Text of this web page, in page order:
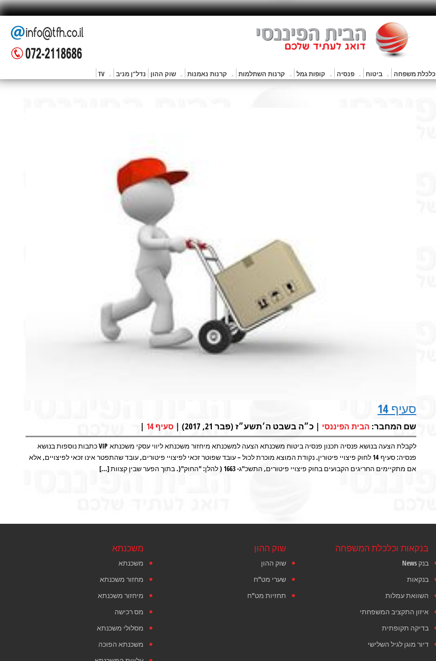
כלכלת משפחה ביטוח פנסיה קופות גמל קרנות השתלמות קרנות נאמנות שוק ההון נדל"ן מניב TV
סעיף 14
שם המחבר: הבית הפיננסי | כ״ה בשבט ה׳תשע״ז (פבר 21, 2017) | סעיף 14 |
לקבלת הצעה בנושא פנסיה תכנון פנסיה ביטוח משכנתא הצעה למשכנתא מיחזור משכנתא ליווי עסקי משכנתא VIP כתבות נוספות בנושא
פנסיה: סעיף 14 לחוק פיצויי פיטורין. נקודת המוצא מוכרת לכול – עובד שפוטר זכאי לפיצויי פיטורים, עובד שהתפטר אינו זכאי לפיצויים, אלא
אם מתקיימים החריגים הקבועים בחוק פיצויי פיטורים, התשכ"ג- 1663 ( להלן: "החוק"(. בתוך הפער שבין קצוות [...]
משכנתא
משכנתא
מחזור משכנתא
מיחזור משכנתא
מס רכישה
מסלולי משכנתא
משכנתא הפוכה
שוק ההון
שוק ההון
שערי מט"ח
תחזיות מט"ח
בנקאות וכלכלת המשפחה
בנק News
בנקאות
השוואת עמלות
איזון התקציב המשפחתי
בדיקה תקופתית
דיור מוגן לגיל השלישי